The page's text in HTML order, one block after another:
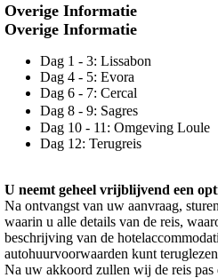
Overige Informatie
Overige Informatie
Dag 1 - 3: Lissabon
Dag 4 - 5: Evora
Dag 6 - 7: Cercal
Dag 8 - 9: Sagres
Dag 10 - 11: Omgeving Loule
Dag 12: Terugreis
U neemt geheel vrijblijvend een
Na ontvangst van uw aanvraag,
waarin u alle details van de reis,
beschrijving van de
autohuurvoorwaarden kunt
Na uw akkoord zullen wij de reis